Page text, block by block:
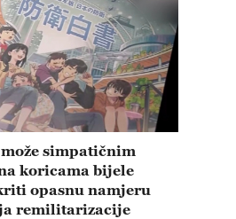
simpatičnim
koricama bijele
opasnu namjeru
remilitarizacije